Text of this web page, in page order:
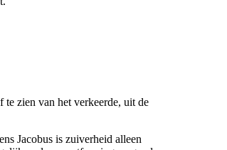
te zien van het verkeerde, uit de
Jacobus is zuiverheid alleen